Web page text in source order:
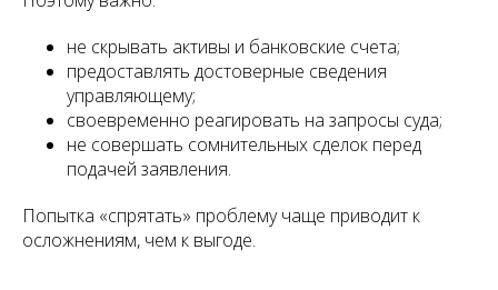
не скрывать активы и банковские счета;
предоставлять достоверные сведения
управляющему;
своевременно реагировать на запросы суда;
не совершать сомнительных сделок перед
подачей заявления.
Попытка «спрятать» проблему чаще приводит к
осложнениям, чем к выгоде.